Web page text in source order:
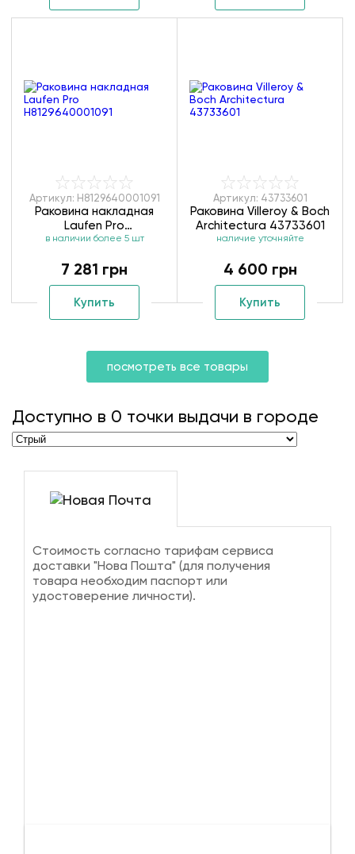
Артикул: H8129640001091
Раковина накладная
Laufen Pro
H8129640001091
в наличии более 5 шт
7 281 грн
Купить
Артикул: 43733601
Раковина Villeroy & Boch
Architectura 43733601
наличие уточняйте
4 600 грн
Купить
посмотреть все товары
Доступно в 0 точки выдачи в городе
Стоимость согласно тарифам сервиса
доставки "Нова Пошта" (для получения
товара необходим паспорт или
удостоверение личности).